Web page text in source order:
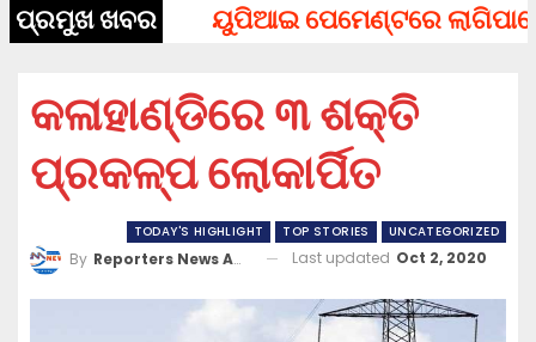
ପ୍ରମୁଖ ଖବର ୟୁପିଆଇ ପେମେଣ୍ଟରେ ଲାଗିପାରେ
କଳାହାଣ୍ଡିରେ ୩ ଶକ୍ତି
ପ୍ରକଳ୍ପ ଲୋକାର୍ପିତ
TODAY'S HIGHLIGHT TOP STORIES UNCATEGORIZED
By Reporters News Agency Last updated Oct 2, 2020